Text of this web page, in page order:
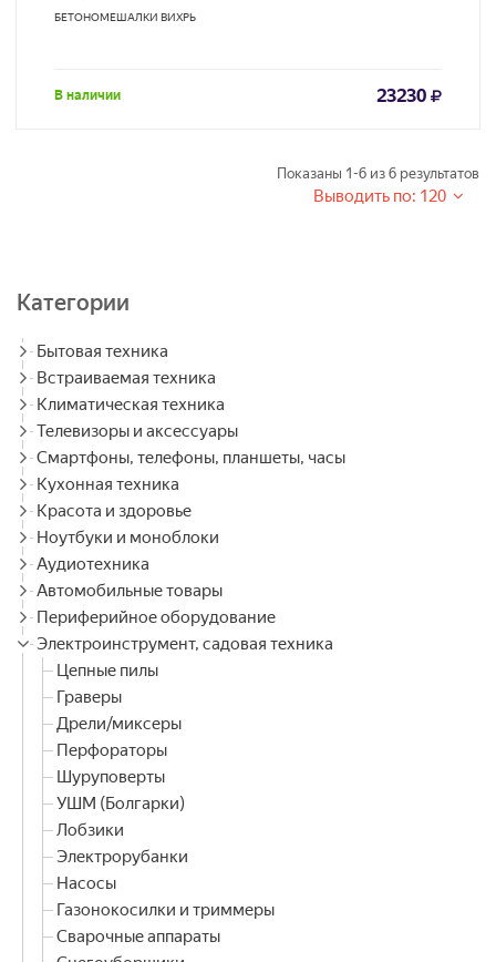
БЕТОНОМЕШАЛКИ ВИХРЬ
В наличии 23230
Показаны 1-6 из 6 результатов
Выводить по: 120
Категории
Бытовая техника
Встраиваемая техника
Климатическая техника
Телевизоры и аксессуары
Смартфоны, телефоны, планшеты, часы
Кухонная техника
Красота и здоровье
Ноутбуки и моноблоки
Аудиотехника
Автомобильные товары
Периферийное оборудование
Электроинструмент, садовая техника
Цепные пилы
Граверы
Дрели/миксеры
Перфораторы
Шуруповерты
УШМ (Болгарки)
Лобзики
Электрорубанки
Насосы
Газонокосилки и триммеры
Сварочные аппараты